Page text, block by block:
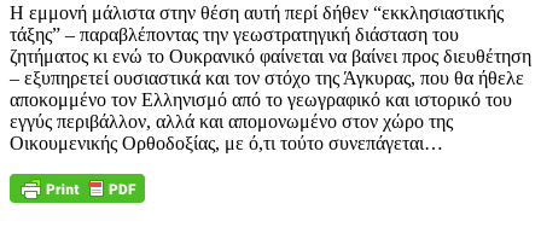
Η εμμονή μάλιστα στην θέση αυτή περί δήθεν “εκκλησιαστικής
τάξης” – παραβλέποντας την γεωστρατηγική διάσταση του
ζητήματος κι ενώ το Ουκρανικό φαίνεται να βαίνει προς διευθέτηση
– εξυπηρετεί ουσιαστικά και τον στόχο της Άγκυρας, που θα ήθελε
αποκομμένο τον Ελληνισμό από το γεωγραφικό και ιστορικό του
εγγύς περιβάλλον, αλλά και απομονωμένο στον χώρο της
Οικουμενικής Ορθοδοξίας, με ό,τι τούτο συνεπάγεται…